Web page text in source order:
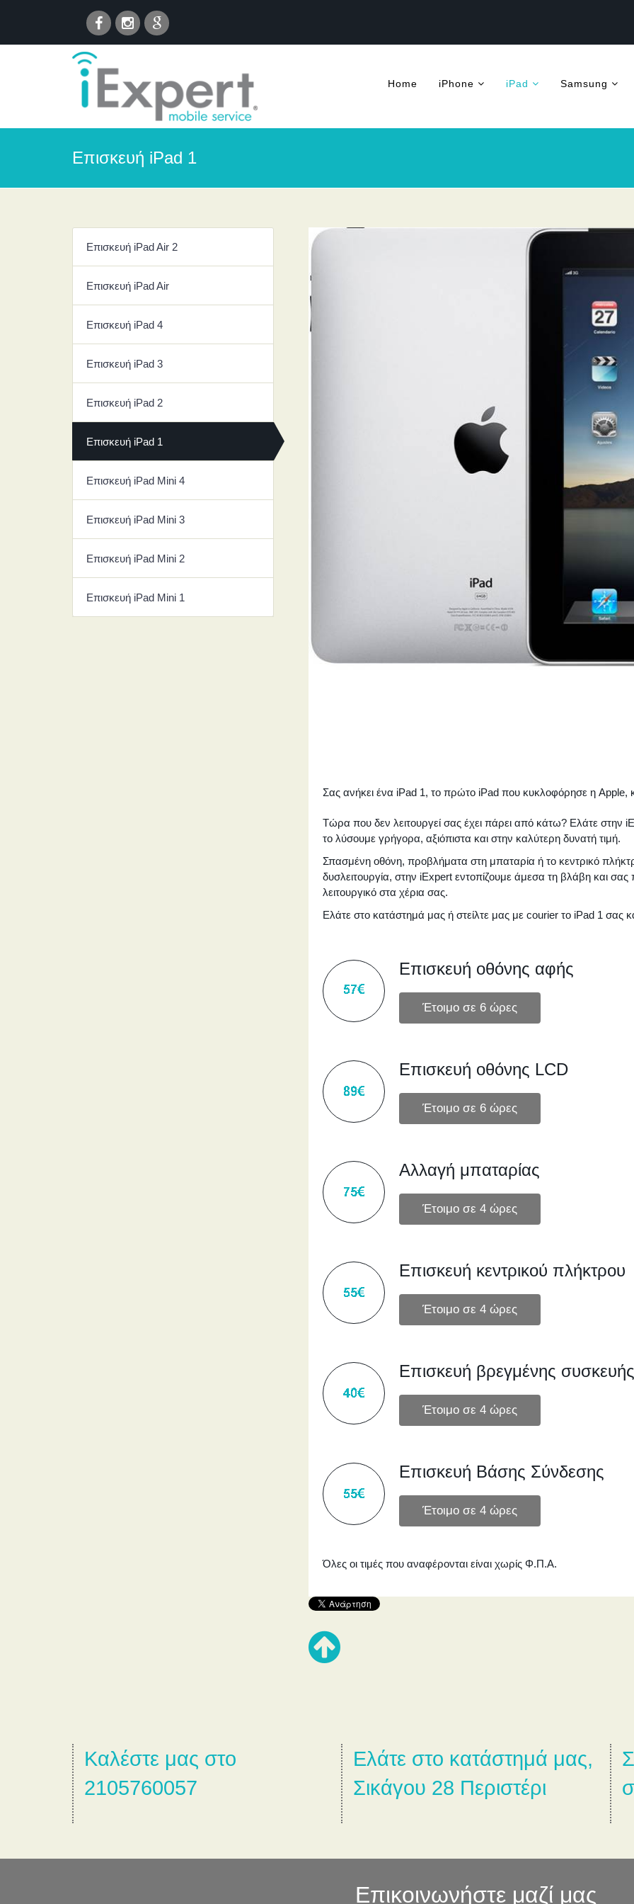
Home iPhone iPad Samsung
Επισκευή iPad 1
Επισκευή iPad Air 2
Επισκευή iPad Air
Επισκευή iPad 4
Επισκευή iPad 3
Επισκευή iPad 2
Επισκευή iPad 1
Επισκευή iPad Mini 4
Επισκευή iPad Mini 3
Επισκευή iPad Mini 2
Επισκευή iPad Mini 1
Σας ανήκει ένα iPad 1, το πρώτο iPad που κυκλοφόρησε η Apple,
Τώρα που δεν λειτουργεί σας έχει πάρει από κάτω? Ελάτε στην
το λύσουμε γρήγορα, αξιόπιστα και στην καλύτερη δυνατή τιμή.
Σπασμένη οθόνη, προβλήματα στη μπαταρία ή το κεντρικό
δυσλειτουργία, στην iExpert εντοπίζουμε άμεσα τη βλάβη και
λειτουργικό στα χέρια σας.
Ελάτε στο κατάστημά μας ή στείλτε μας με courier το iPad 1 σας
Επισκευή οθόνης αφής
Επισκευή οθόνης LCD
Αλλαγή μπαταρίας
Επισκευή κεντρικού πλήκτρου
Επισκευή βρεγμένης
Επισκευή Βάσης Σύνδεσης
Όλες οι τιμές που αναφέρονται είναι χωρίς Φ.Π.Α.
Καλέστε μας στο
2105760057
Ελάτε στο κατάστημά μας,
Σικάγου 28 Περιστέρι
Επικοινωνήστε μαζί μας